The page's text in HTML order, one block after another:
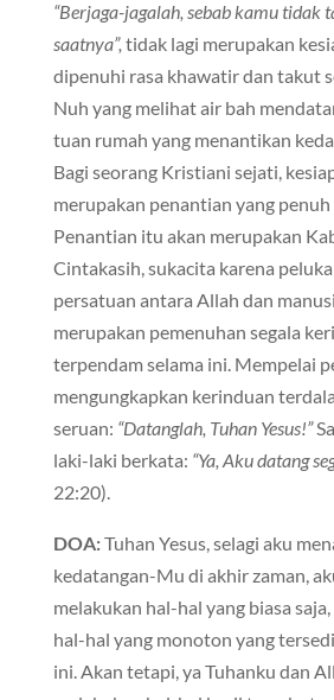
“Berjaga-jagalah, sebab kamu tidak
saatnya”, tidak lagi merupakan
dipenuhi rasa khawatir dan takut
Nuh yang melihat air bah
tuan rumah yang menantikan
Bagi seorang Kristiani sejati,
merupakan penantian yang
Penantian itu akan merupakan
Cintakasih, sukacita karena
persatuan antara Allah dan
merupakan pemenuhan segala
terpendam selama ini. Mempelai
mengungkapkan kerinduan
seruan: “Datanglah, Tuhan Yesus!”
laki-laki berkata: “Ya, Aku datang
22:20).
DOA:Tuhan Yesus, selagi aku
kedatangan-Mu di akhir zaman,
melakukan hal-hal yang biasa
hal-hal yang monoton yang
ini. Akan tetapi, ya Tuhanku dan